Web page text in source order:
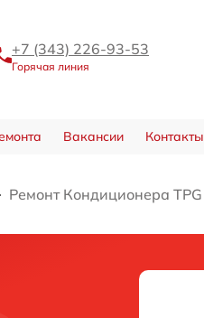
+7 (343) 226-93-53
Горячая линия
Вакансии Контакты
Ремонт Кондиционера TPG